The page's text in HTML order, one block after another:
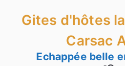
Gites d'hôtes
Carsac
Echappée belle